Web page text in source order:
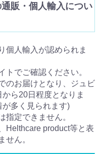
販・個人輸入につい
個人輸入が認められま
トでご確認ください。
のお届けとなり、ジュビ
ら20日程度となりま
多く見られます)
指定できません。
Helthcare product等と表
せん。